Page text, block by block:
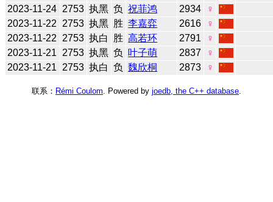
2023-11-24 2753 执黑 负 祝菲鸿 2934
♀
2023-11-22
2753 执黑 胜 李嘉弈 2616
♀
2023-11-22
2753 执白 胜 高若环 2791
♀
2023-11-21
2753 执黑 负 叶子萌 2837
♀
2023-11-21
2753 执白 负 魏欣桐 2873 ♀
联系： Rémi Coulom . Powered by joedb, the C++ database